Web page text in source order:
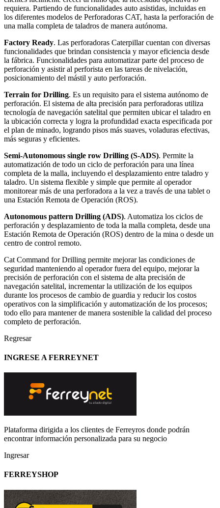
requiera. Partiendo de funcionalidades auto asistidas, incluidas en
los diferentes modelos de Perforadoras CAT, hasta la perforación de
una malla completa de taladros de manera autónoma.
Factory Ready. Las perforadoras Caterpillar cuentan con diversas
funcionalidades que brindan consistencia y mayor eficiencia desde
la fábrica. Funcionalidades para automatizar parte del proceso de
perforación y asistir al perforista en las tareas de nivelación,
posicionamiento del mástil y auto perforación.
Terrain for Drilling. Es un requisito para el sistema autónomo de
perforación. El sistema de alta precisión para perforadoras utiliza
tecnología de navegación satelital que permiten ubicar el taladro en
la ubicación correcta y logra la profundidad exacta especificada por
el plan de minado, logrando pisos más suaves, voladuras efectivas,
más seguras y eficientes.
Semi-Autonomous single row Drilling (S-ADS). Permite la
automatización de todo un ciclo de perforación para una línea
completa de la malla, incluyendo el desplazamiento entre taladro y
taladro. Un sistema flexible y simple que permite al operador
monitorear más de una perforadora a la vez a través de una tablet o
una Estación Remota de Operación (ROS).
Autonomous pattern Drilling (ADS). Automatiza los ciclos de
perforación y desplazamiento de toda la malla completa, desde una
Estación Remota de Operación (ROS) dentro de la mina o desde un
centro de control remoto.
Cat Command for Drilling permite mejorar las condiciones de
seguridad manteniendo al operador fuera del equipo, mejorar la
precisión de perforación con el sistema de alta precisión de
navegación satelital, incrementar la utilización de los equipos
durante los procesos de cambio de guardia y reducir los costos
operativos con la simplificación y automatización de los procesos;
todo ello para mantener de manera sostenible la calidad del proceso
completo de perforación.
Regresar
INGRESE A FERREYNET
Plataforma dirigida a los clientes de Ferreyros donde podrán
encontrar información personalizada para su negocio
Ingresar
FERREYSHOP